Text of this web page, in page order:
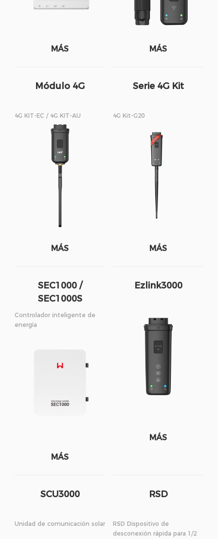
MÁS MÁS
Módulo 4G
4G KIT-EC / 4G KIT-AU
MÁS
Serie 4G Kit
4G Kit-G20
MÁS
SEC1000 /
SEC1000S
Controlador inteligente de
energía
MÁS
Ezlink3000
MÁS
SCU3000
Unidad de comunicación solar
RSD
RSD Dispositivo de
desconexión rápida para 1/2